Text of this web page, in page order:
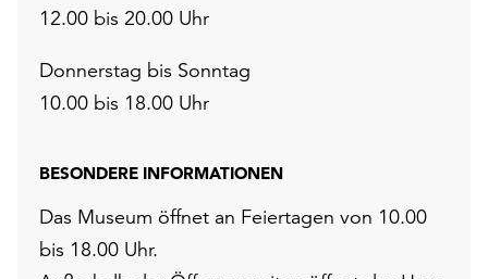
12.00 bis 20.00 Uhr
Donnerstag bis Sonntag
10.00 bis 18.00 Uhr
BESONDERE INFORMATIONEN
Das Museum öffnet an Feiertagen von 10.00
bis 18.00 Uhr.